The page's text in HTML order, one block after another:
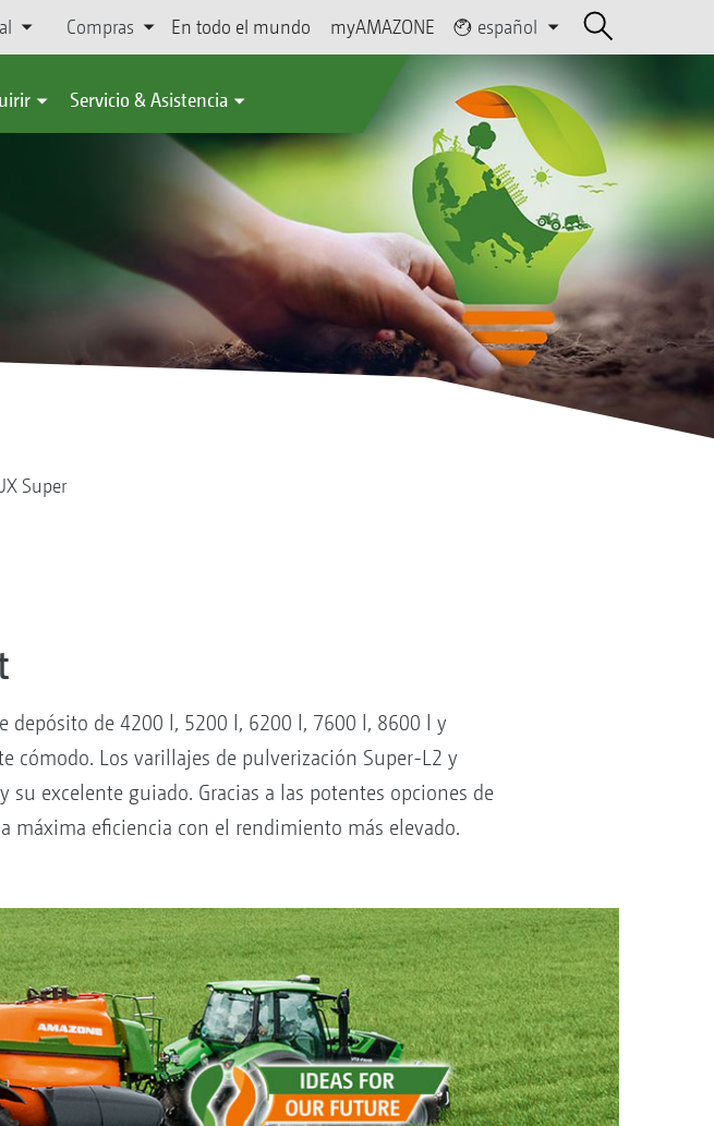
Compras En todo el mundo myAMAZONE español
Servicio & Asistencia
Super
depósito de 4200 l, 5200 l, 6200 l, 7600 l, 8600 l y
cómodo. Los varillajes de pulverización Super-L2 y
excelente guiado. Gracias a las potentes opciones de
máxima eficiencia con el rendimiento más elevado.